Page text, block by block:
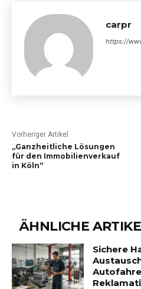
carpr
https://
Vorheriger Artikel
„Ganzheitliche Lösungen
für den Immobilienverkauf
in Köln“
ÄHNLICHE
Sichere